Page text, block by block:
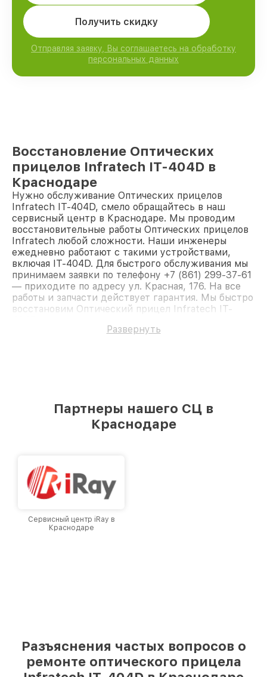
Получить скидку
Отправляя заявку, Вы соглашаетесь на обработку
персональных данных
Восстановление Оптических
прицелов Infratech IT-404D в
Краснодаре
Нужно обслуживание Оптических прицелов
Infratech IT-404D, смело обращайтесь в наш
сервисный центр в Краснодаре. Мы проводим
восстановительные работы Оптических прицелов
Infratech любой сложности. Наши инженеры
ежедневно работают с такими устройствами,
включая IT-404D. Для быстрого обслуживания мы
принимаем заявки по телефону +7 (861) 299-37-61
— приходите по адресу ул. Красная, 176. На все
работы и запчасти действует гарантия. Мы быстро
восстановим Оптический прицел Infratech IT-
Развернуть
Партнеры нашего СЦ в
Краснодаре
Сервисный центр iRay в
Краснодаре
Разъяснения частых вопросов о
ремонте оптического прицела